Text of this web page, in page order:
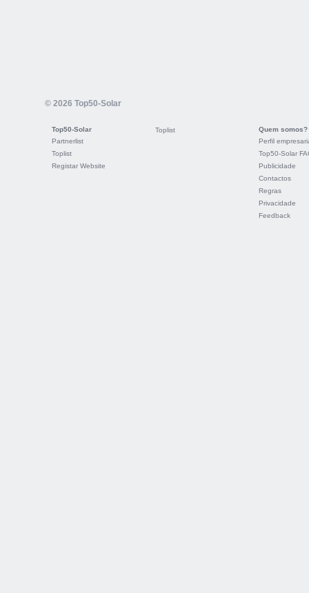
© 2026 Top50-Solar
Top50-Solar
Partnerlist
Toplist
Registar Website
Toplist
Quem somos?
Perfil
Top50-Solar
Publicidade
Contactos
Regras
Privacidade
Feedback